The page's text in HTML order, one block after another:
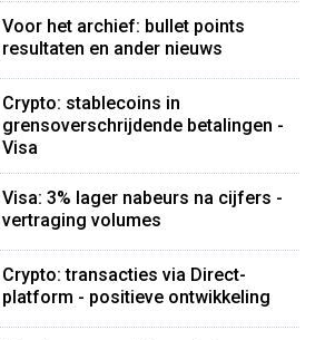
Voor het archief: bullet points
resultaten en ander nieuws
Crypto: stablecoins in
grensoverschrijdende betalingen -
Visa
Visa: 3% lager nabeurs na cijfers -
vertraging volumes
Crypto: transacties via Direct-
platform - positieve ontwikkeling